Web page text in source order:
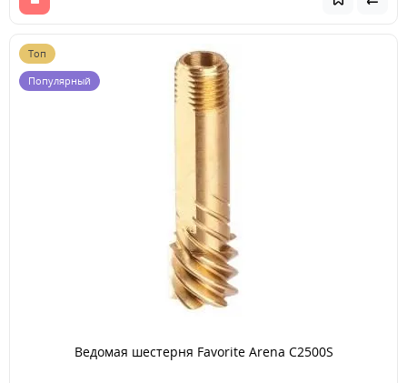
Топ
Популярный
Ведомая шестерня Favorite Arena C2500S